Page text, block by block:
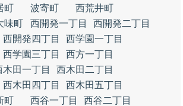
町 波寄町
西荒井町
味町 西開発一丁目
西開発二丁目
西開発四丁目
西学園一丁目
西学園三丁目
西方一丁目
木田一丁目
西木田二丁目
西木田四丁目
西木田五丁目
町 西谷一丁目
西谷二丁目